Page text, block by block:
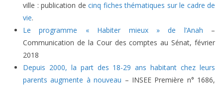
ville : publication de cinq fiches thématiques sur le cadre de
vie.
Le programme « Habiter mieux » de l’Anah –
Communication de la Cour des comptes au Sénat, février
2018
Depuis 2000, la part des 18-29 ans habitant chez leurs
parents augmente à nouveau – INSEE Première n° 1686,